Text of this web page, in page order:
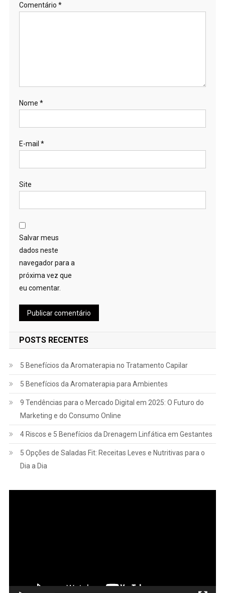
Comentário *
Nome *
E-mail *
Site
Salvar meus
dados neste
navegador para a
próxima vez que
eu comentar.
POSTS RECENTES
5 Benefícios da Aromaterapia no Tratamento Capilar
5 Benefícios da Aromaterapia para Ambientes
9 Tendências para o Mercado Digital em 2025: O Futuro do
Marketing e do Consumo Online
4 Riscos e 5 Benefícios da Drenagem Linfática em Gestantes
5 Opções de Saladas Fit: Receitas Leves e Nutritivas para o
Dia a Dia